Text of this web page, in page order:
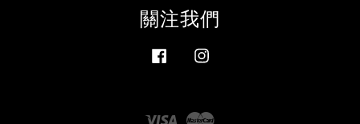
關注我們
Facebook
Visa